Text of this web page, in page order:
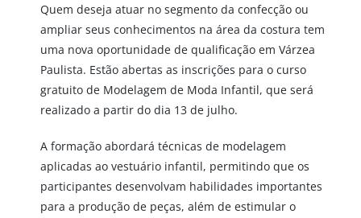
Quem deseja atuar no segmento da confecção ou
ampliar seus conhecimentos na área da costura tem
uma nova oportunidade de qualificação em Várzea
Paulista. Estão abertas as inscrições para o curso
gratuito de Modelagem de Moda Infantil, que será
realizado a partir do dia 13 de julho.
A formação abordará técnicas de modelagem
aplicadas ao vestuário infantil, permitindo que os
participantes desenvolvam habilidades importantes
para a produção de peças, além de estimular o